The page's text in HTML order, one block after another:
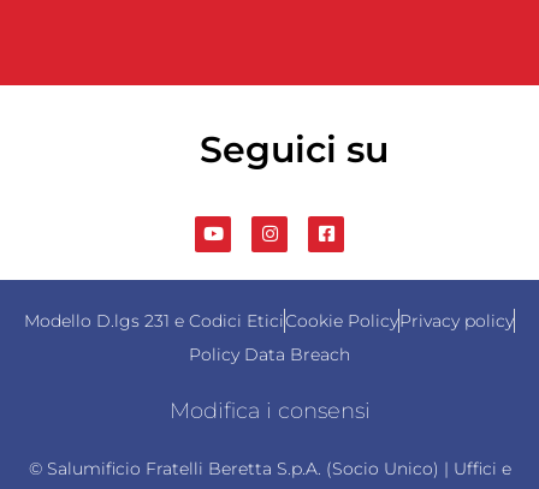
Seguici su
Modello D.lgs 231 e Codici EticiCookie PolicyPrivacy policy
Policy Data Breach
Modifica i consensi
© Salumificio Fratelli Beretta S.p.A. (Socio Unico) | Uffici e